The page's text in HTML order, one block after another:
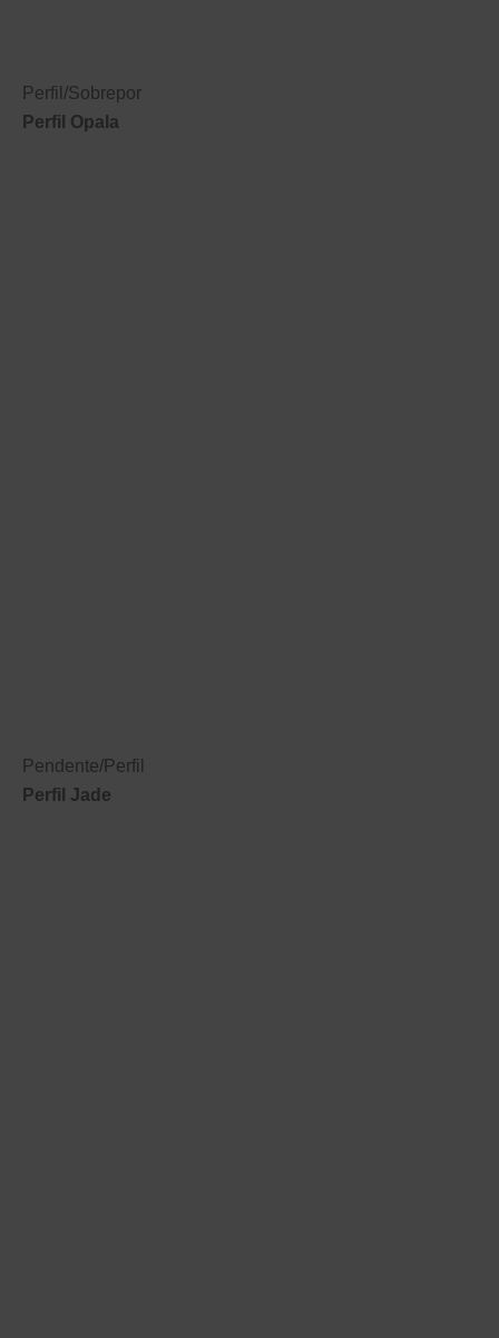
Perfil /Sobrepor
Perfil Opala
Pendente/Perfil
Perfil Jade